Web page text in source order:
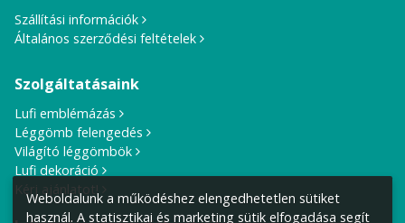
Szállítási információk
Általános szerződési feltételek
Szolgáltatásaink
Lufi emblémázás
Léggömb felengedés
Világító léggömbök
Lufi dekoráció
Kérj ajánlatot!
Weboldalunk a működéshez elengedhetetlen sütiket
használ. A statisztikai és marketing sütik elfogadása segít